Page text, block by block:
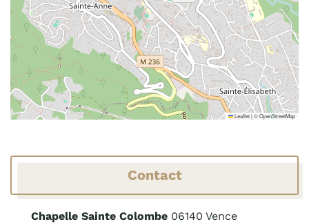
Leaflet|©OpenStreetMap
Contact
Chapelle Sainte Colombe 06140 Vence